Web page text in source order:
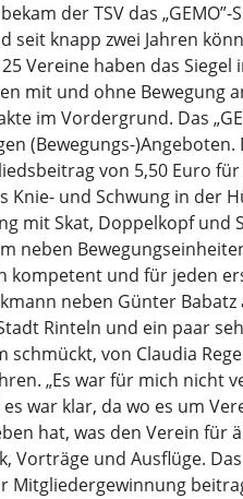
der TSV das
seit knapp zwei Jahren
Vereine haben das
mit und ohne
im Vordergrund. Das
(Bewegungs-
von 5,50 Euro
und Schwung in der
mit Skat, Doppelkopf
neben
und für jeden
neben Günter
Rinteln und ein paar
schmückt, von Claudia
„Es war für mich
war klar, da wo es um
hat, was den Verein
Vorträge und Ausflüge.